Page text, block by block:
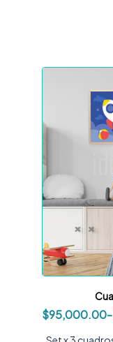
$95,000.00-